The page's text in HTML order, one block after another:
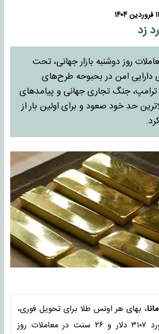
زد
روز دوشنبه بازار جهانی، تحت
دارایی امن در بحبوحه طرح‌های
ترامپ، جنگ تجاری جهانی و پیامدهای
حد خود صعود و برای اولین بار از
، بهای هر اونس طلا برای تحویل فوری،
پس از ثبت رکورد ۳۱۰۷ دلار و ۲۶ سنت در معاملات روز